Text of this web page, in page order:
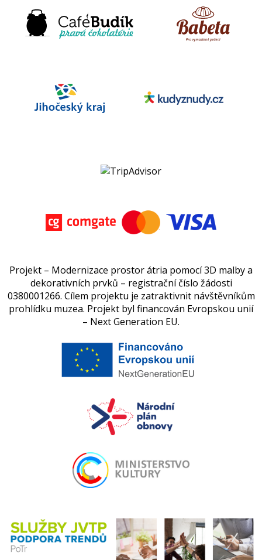
Projekt – Modernizace prostor átria pomocí 3D malby a
dekorativních prvků – registrační číslo žádosti
0380001266. Cílem projektu je zatraktivnit návštěvníkům
prohlídku muzea. Projekt byl financován Evropskou unií
– Next Generation EU.